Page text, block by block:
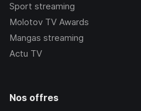
Sport streaming
Molotov TV Awards
Mangas streaming
Actu TV
Nos offres